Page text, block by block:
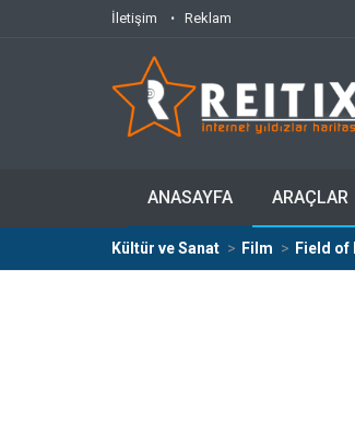
İletişim Reklam
ANASAYFA ARAÇLAR
Kültür ve Sanat Film Field of